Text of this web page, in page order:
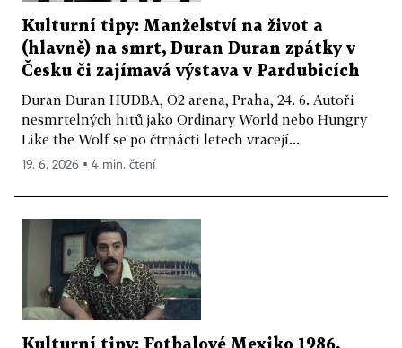
Kulturní tipy: Manželství na život a
(hlavně) na smrt, Duran Duran zpátky v
Česku či zajímavá výstava v Pardubicích
Duran Duran HUDBA, O2 arena, Praha, 24. 6. Autoři
nesmrtelných hitů jako Ordinary World nebo Hungry
Like the Wolf se po čtrnácti letech vracejí...
19. 6. 2026 ▪ 4 min. čtení
Kulturní tipy: Fotbalové Mexiko 1986,